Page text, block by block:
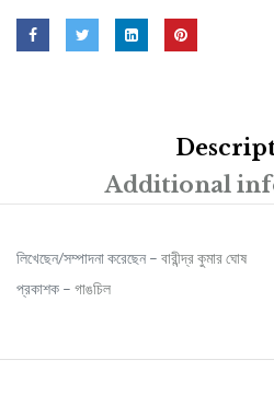
Additional
লিখেছেন/সম্পাদনা করেছেন – বারীন্দ্র কুমার ঘোষ
প্রকাশক – গাঙচিল